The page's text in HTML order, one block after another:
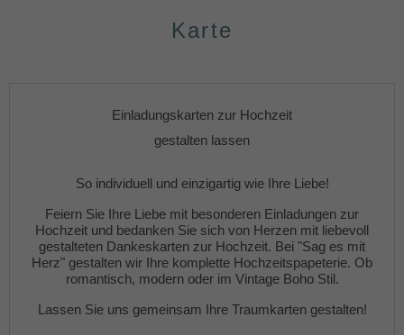
Karte
Einladungskarten zur Hochzeit
gestalten lassen
So individuell und einzigartig wie Ihre Liebe!
Feiern Sie Ihre Liebe mit besonderen Einladungen zur
Hochzeit und bedanken Sie sich von Herzen mit liebevoll
gestalteten Dankeskarten zur Hochzeit. Bei "Sag es mit
Herz" gestalten wir Ihre komplette Hochzeitspapeterie. Ob
romantisch, modern oder im Vintage Boho Stil.
Lassen Sie uns gemeinsam Ihre Traumkarten gestalten!